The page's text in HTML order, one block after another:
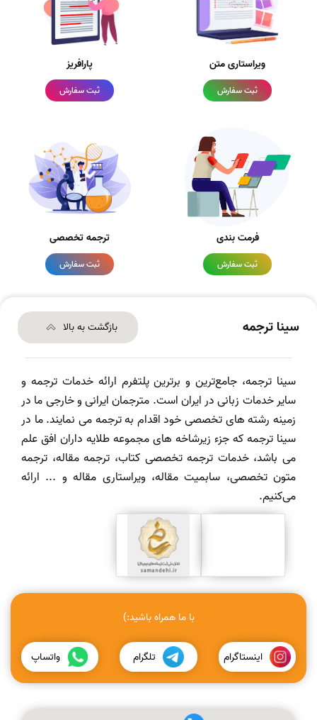
ویراستاری متن
ثبت سفارش
پارافریز
ثبت سفارش
فرمت بندی
ثبت سفارش
ترجمه تخصصی
ثبت سفارش
سینا ترجمه بازگشت به بالا
سینا ترجمه، جامع‌ترین و برترین پلتفرم ارائه خدمات ترجمه و
سایر خدمات زبانی در ایران است. مترجمان ایرانی و خارجی ما در
زمینه رشته های تخصصی خود اقدام به ترجمه می نمایند. ما در
سینا ترجمه که جزء زیرشاخه های مجموعه طلایه داران افق علم
می باشد، خدمات ترجمه تخصصی کتاب، ترجمه مقاله، ترجمه
متون تخصصی، سابمیت مقاله، ویراستاری مقاله و ... ارائه
می‌کنیم.
با ما همراه باشید:)
اینستاگرام تلگرام واتساپ